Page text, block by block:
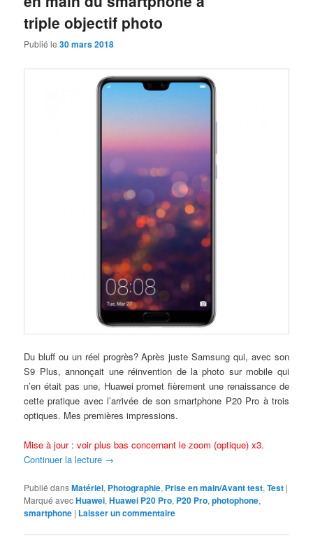
triple objectif photo
Publié le30 mars 2018
Du bluff ou un réel progrès? Après juste Samsung qui, avec son
S9 Plus, annonçait une réinvention de la photo sur mobile qui
n’en était pas une, Huawei promet fièrement une renaissance de
cette pratique avec l’arrivée de son smartphone P20 Pro à trois
optiques. Mes premières impressions.
Mise à jour:voir plus bas concernant le zoom (optique) x3.
Continuer la lecture →
Publié dansMatériel, Photographie, Prise en main/Avant test,Test |
Marqué avecHuawei,Huawei P20 Pro, P20 Pro,photophone,
smartphone | Laisser un commentaire